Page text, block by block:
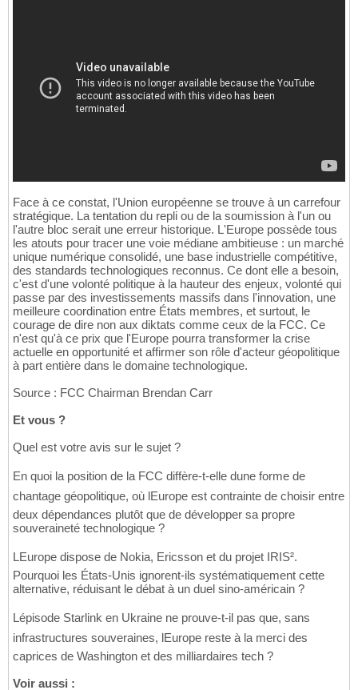
Face à ce constat, l'Union européenne se trouve à un carrefour
stratégique. La tentation du repli ou de la soumission à l'un ou
l'autre bloc serait une erreur historique. L'Europe possède tous
les atouts pour tracer une voie médiane ambitieuse : un marché
unique numérique consolidé, une base industrielle compétitive,
des standards technologiques reconnus. Ce dont elle a besoin,
c'est d'une volonté politique à la hauteur des enjeux, volonté qui
passe par des investissements massifs dans l'innovation, une
meilleure coordination entre États membres, et surtout, le
courage de dire non aux diktats comme ceux de la FCC. Ce
n'est qu'à ce prix que l'Europe pourra transformer la crise
actuelle en opportunité et affirmer son rôle d'acteur géopolitique
à part entière dans le domaine technologique.
Source : FCC Chairman Brendan Carr
Et vous ?
Quel est votre avis sur le sujet ?
En quoi la position de la FCC diffère-t-elle dune forme de
chantage géopolitique, où lEurope est contrainte de choisir entre
deux dépendances plutôt que de développer sa propre
souveraineté technologique ?
LEurope dispose de Nokia, Ericsson et du projet IRIS².
Pourquoi les États-Unis ignorent-ils systématiquement cette
alternative, réduisant le débat à un duel sino-américain ?
Lépisode Starlink en Ukraine ne prouve-t-il pas que, sans
infrastructures souveraines, lEurope reste à la merci des
caprices de Washington et des milliardaires tech ?
Voir aussi :